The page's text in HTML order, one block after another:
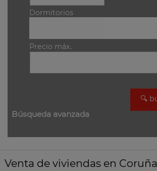
Dormitorios
Precio máx.
Búsqueda avanzada
Venta de viviendas en Coruña